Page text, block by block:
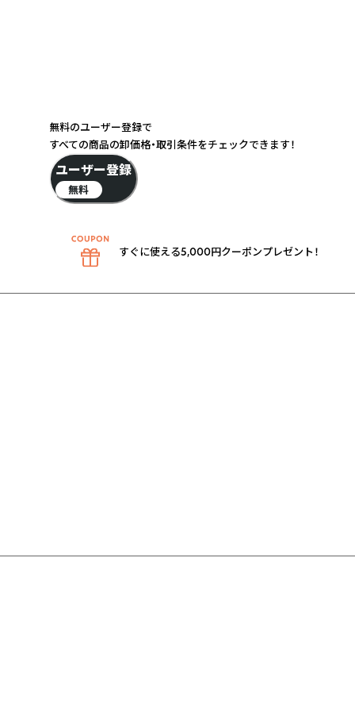
無料のユーザー登録で
すべての商品の卸価格・取引条件をチェックできます！
ユーザー登録
無料
すぐに使える5,000円クーポンプレゼント！